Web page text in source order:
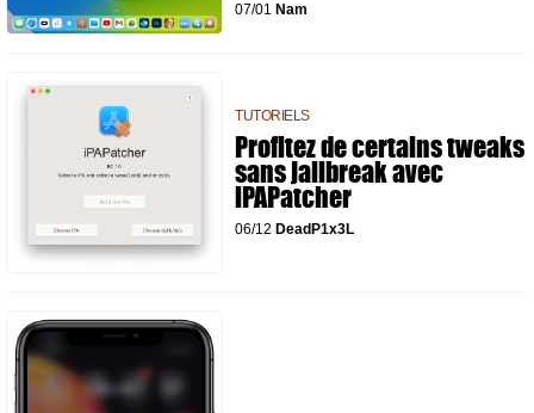
07/01 Nam
TUTORIELS
Profitez de certains tweaks
sans jailbreak avec
iPAPatcher
06/12 DeadP1x3L